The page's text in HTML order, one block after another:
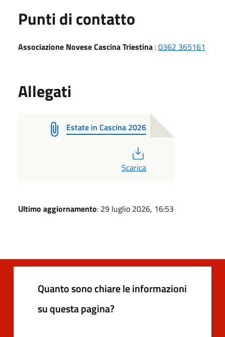
Punti di contatto
Associazione Novese Cascina Triestina :0362 365161
Allegati
Estate in Cascina 2026
Scarica
Ultimo aggiornamento: 29 luglio 2026, 16:53
Quanto sono chiare le informazioni
su questa pagina?